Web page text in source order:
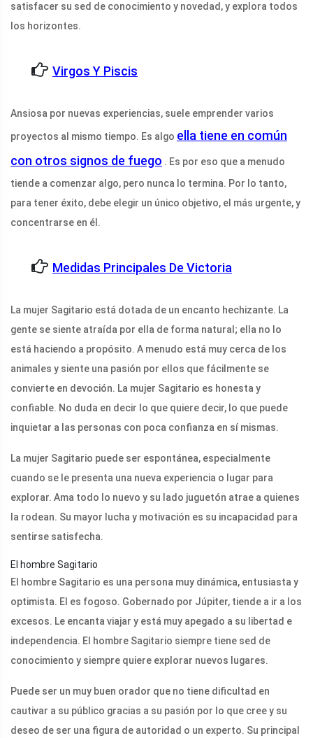
satisfacer su sed de conocimiento y novedad, y explora todos
los horizontes.
Virgos Y Piscis
Ansiosa por nuevas experiencias, suele emprender varios
proyectos al mismo tiempo. Es algo ella tiene en común
con otros signos de fuego . Es por eso que a menudo
tiende a comenzar algo, pero nunca lo termina. Por lo tanto,
para tener éxito, debe elegir un único objetivo, el más urgente, y
concentrarse en él.
Medidas Principales De Victoria
La mujer Sagitario está dotada de un encanto hechizante. La
gente se siente atraída por ella de forma natural; ella no lo
está haciendo a propósito. A menudo está muy cerca de los
animales y siente una pasión por ellos que fácilmente se
convierte en devoción. La mujer Sagitario es honesta y
confiable. No duda en decir lo que quiere decir, lo que puede
inquietar a las personas con poca confianza en sí mismas.
La mujer Sagitario puede ser espontánea, especialmente
cuando se le presenta una nueva experiencia o lugar para
explorar. Ama todo lo nuevo y su lado juguetón atrae a quienes
la rodean. Su mayor lucha y motivación es su incapacidad para
sentirse satisfecha.
El hombre Sagitario
El hombre Sagitario es una persona muy dinámica, entusiasta y
optimista. El es fogoso. Gobernado por Júpiter, tiende a ir a los
excesos. Le encanta viajar y está muy apegado a su libertad e
independencia. El hombre Sagitario siempre tiene sed de
conocimiento y siempre quiere explorar nuevos lugares.
Puede ser un muy buen orador que no tiene dificultad en
cautivar a su público gracias a su pasión por lo que cree y su
deseo de ser una figura de autoridad o un experto. Su principal